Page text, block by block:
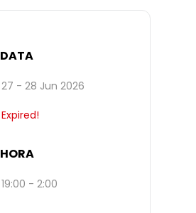
DATA
27 - 28 Jun 2026
Expired!
HORA
19:00 - 2:00